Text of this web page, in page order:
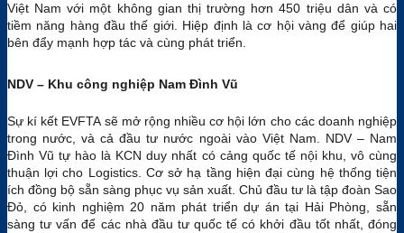
Việt Nam với một không gian thị trường hơn 450 triệu dân và có
tiềm năng hàng đầu thế giới. Hiệp định là cơ hội vàng để giúp hai
bên đẩy mạnh hợp tác và cùng phát triển.
NDV – Khu công nghiệp Nam Đình Vũ
Sự kí kết EVFTA sẽ mở rộng nhiều cơ hội lớn cho các doanh nghiệp
trong nước, và cả đầu tư nước ngoài vào Việt Nam. NDV – Nam
Đình Vũ tự hào là KCN duy nhất có cảng quốc tế nội khu, vô cùng
thuận lợi cho Logistics. Cơ sở hạ tầng hiện đại cùng hệ thống tiện
ích đồng bộ sẵn sàng phục vụ sản xuất. Chủ đầu tư là tập đoàn Sao
Đỏ, có kinh nghiệm 20 năm phát triển dự án tại Hải Phòng, sẵn
sàng tư vấn để các nhà đầu tư quốc tế có khởi đầu tốt nhất, đóng